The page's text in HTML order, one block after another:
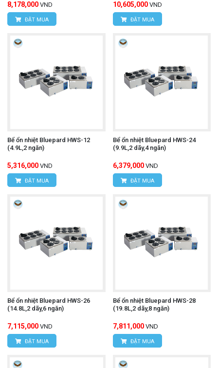
8,178,000 VND
ĐẶT MUA
10,605,000 VND
ĐẶT MUA
Bể ổn nhiệt Bluepard HWS-12
(4.9L,2 ngăn)
5,316,000 VND
ĐẶT MUA
Bể ổn nhiệt Bluepard HWS-24
(9.9L,2 dãy,4 ngăn)
6,379,000 VND
ĐẶT MUA
Bể ổn nhiệt Bluepard HWS-26
(14.8L,2 dãy,6 ngăn)
7,115,000 VND
ĐẶT MUA
Bể ổn nhiệt Bluepard HWS-28
(19.8L,2 dãy,8 ngăn)
7,811,000 VND
ĐẶT MUA